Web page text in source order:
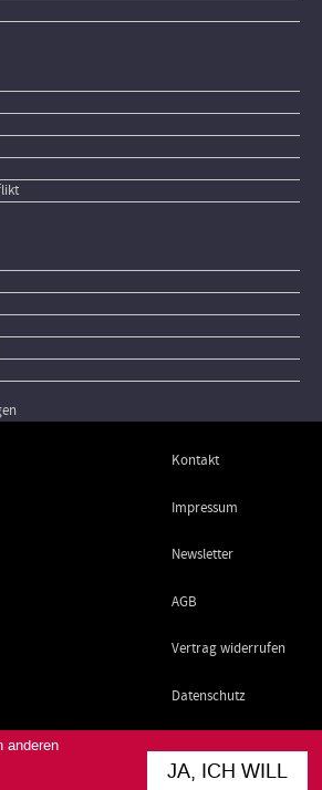
anderen
JA, ICH WILL
Kontakt
Impressum
Newsletter
AGB
Vertrag widerrufen
Datenschutz